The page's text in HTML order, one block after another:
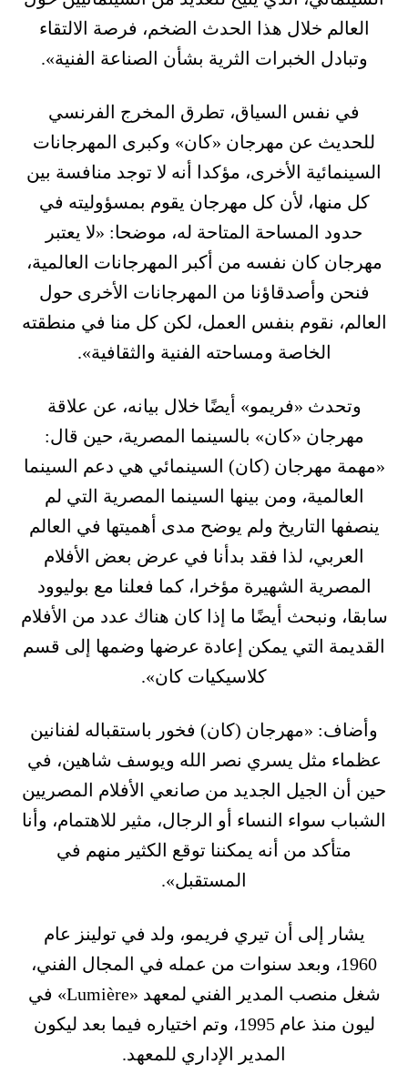
العالم خلال هذا الحدث الضخم، فرصة الالتقاء
وتبادل الخبرات الثرية بشأن الصناعة الفنية».
في نفس السياق، تطرق المخرج الفرنسي
للحديث عن مهرجان «كان» وكبرى المهرجانات
السينمائية الأخرى، مؤكدا أنه لا توجد منافسة بين
كل منها، لأن كل مهرجان يقوم بمسؤوليته في
حدود المساحة المتاحة له، موضحا: «لا يعتبر
مهرجان كان نفسه من أكبر المهرجانات العالمية،
فنحن وأصدقاؤنا من المهرجانات الأخرى حول
العالم، نقوم بنفس العمل، لكن كل منا في منطقته
الخاصة ومساحته الفنية والثقافية».
وتحدث «فريمو» أيضًا خلال بيانه، عن علاقة
مهرجان «كان» بالسينما المصرية، حين قال:
«مهمة مهرجان (كان) السينمائي هي دعم السينما
العالمية، ومن بينها السينما المصرية التي لم
ينصفها التاريخ ولم يوضح مدى أهميتها في العالم
العربي، لذا فقد بدأنا في عرض بعض الأفلام
المصرية الشهيرة مؤخرا، كما فعلنا مع بوليوود
سابقا، ونبحث أيضًا ما إذا كان هناك عدد من الأفلام
القديمة التي يمكن إعادة عرضها وضمها إلى قسم
كلاسيكيات كان».
وأضاف: «مهرجان (كان) فخور باستقباله لفنانين
عظماء مثل يسري نصر الله ويوسف شاهين، في
حين أن الجيل الجديد من صانعي الأفلام المصريين
الشباب سواء النساء أو الرجال، مثير للاهتمام، وأنا
متأكد من أنه يمكننا توقع الكثير منهم في
المستقبل».
يشار إلى أن تيري فريمو، ولد في تولينز عام
1960، وبعد سنوات من عمله في المجال الفني،
شغل منصب المدير الفني لمعهد «Lumière» في
ليون منذ عام 1995، وتم اختياره فيما بعد ليكون
المدير الإداري للمعهد.